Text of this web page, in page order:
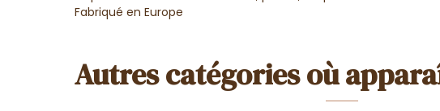
Fabriqué en Europe
Autres catégories où